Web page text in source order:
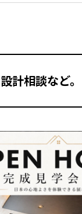
計相談など。